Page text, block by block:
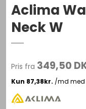
Aclima
Neck W
Pris fra 349,50